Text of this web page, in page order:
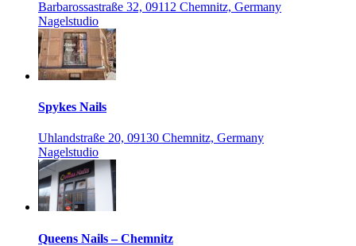
Barbarossastraße 32, 09112 Chemnitz, Germany
Nagelstudio
Spykes Nails
Uhlandstraße 20, 09130 Chemnitz, Germany
Nagelstudio
Queens Nails – Chemnitz